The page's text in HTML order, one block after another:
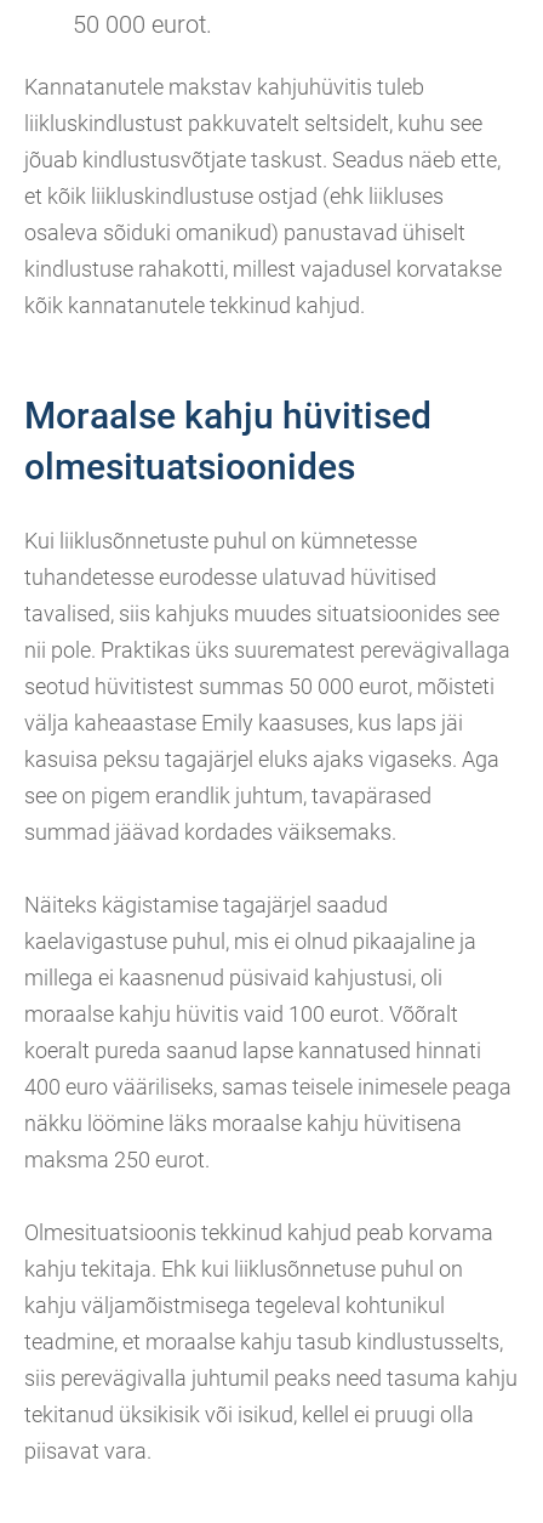
50 000 eurot.
Kannatanutele makstav kahjuhüvitis tuleb
liikluskindlustust pakkuvatelt seltsidelt, kuhu see
jõuab kindlustusvõtjate taskust. Seadus näeb ette,
et kõik liikluskindlustuse ostjad (ehk liikluses
osaleva sõiduki omanikud) panustavad ühiselt
kindlustuse rahakotti, millest vajadusel korvatakse
kõik kannatanutele tekkinud kahjud.
Moraalse kahju hüvitised
olmesituatsioonides
Kui liiklusõnnetuste puhul on kümnetesse
tuhandetesse eurodesse ulatuvad hüvitised
tavalised, siis kahjuks muudes situatsioonides see
nii pole. Praktikas üks suurematest perevägivallaga
seotud hüvitistest summas 50 000 eurot, mõisteti
välja kaheaastase Emily kaasuses, kus laps jäi
kasuisa peksu tagajärjel eluks ajaks vigaseks. Aga
see on pigem erandlik juhtum, tavapärased
summad jäävad kordades väiksemaks.
Näiteks kägistamise tagajärjel saadud
kaelavigastuse puhul, mis ei olnud pikaajaline ja
millega ei kaasnenud püsivaid kahjustusi, oli
moraalse kahju hüvitis vaid 100 eurot. Võõralt
koeralt pureda saanud lapse kannatused hinnati
400 euro vääriliseks, samas teisele inimesele peaga
näkku löömine läks moraalse kahju hüvitisena
maksma 250 eurot.
Olmesituatsioonis tekkinud kahjud peab korvama
kahju tekitaja. Ehk kui liiklusõnnetuse puhul on
kahju väljamõistmisega tegeleval kohtunikul
teadmine, et moraalse kahju tasub kindlustusselts,
siis perevägivalla juhtumil peaks need tasuma kahju
tekitanud üksikisik või isikud, kellel ei pruugi olla
piisavat vara.